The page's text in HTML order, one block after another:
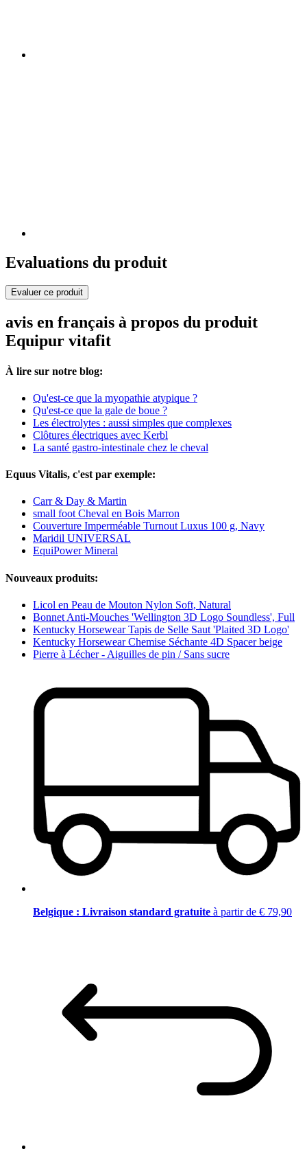
Evaluations du produit
Evaluer ce produit
avis en français à propos du produit
Equipur vitafit
À lire sur notre blog:
Qu'est-ce que la myopathie atypique ?
Qu'est-ce que la gale de boue ?
Les électrolytes : aussi simples que complexes
Clôtures électriques avec Kerbl
La santé gastro-intestinale chez le cheval
Equus Vitalis, c'est par exemple:
Carr & Day & Martin
small foot Cheval en Bois Marron
Couverture Imperméable Turnout Luxus 100 g, Navy
Maridil UNIVERSAL
EquiPower Mineral
Nouveaux produits:
Licol en Peau de Mouton Nylon Soft, Natural
Bonnet Anti-Mouches 'Wellington 3D Logo Soundless', Full
Kentucky Horsewear Tapis de Selle Saut 'Plaited 3D Logo'
Kentucky Horsewear Chemise Séchante 4D Spacer beige
Pierre à Lécher - Aiguilles de pin / Sans sucre
Belgique : Livraison standard gratuite à partir de € 79,90